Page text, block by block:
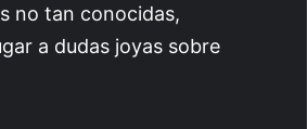
no tan conocidas,
a dudas joyas sobre